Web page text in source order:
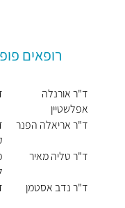
רופאים
ד"ר אורנלה
אפלשטיין
ד"ר אריאלה הפנר
ד"ר טליה מאיר
ד"ר נדב אסטמן